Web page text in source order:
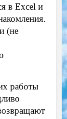
в Excel и
(не
работы